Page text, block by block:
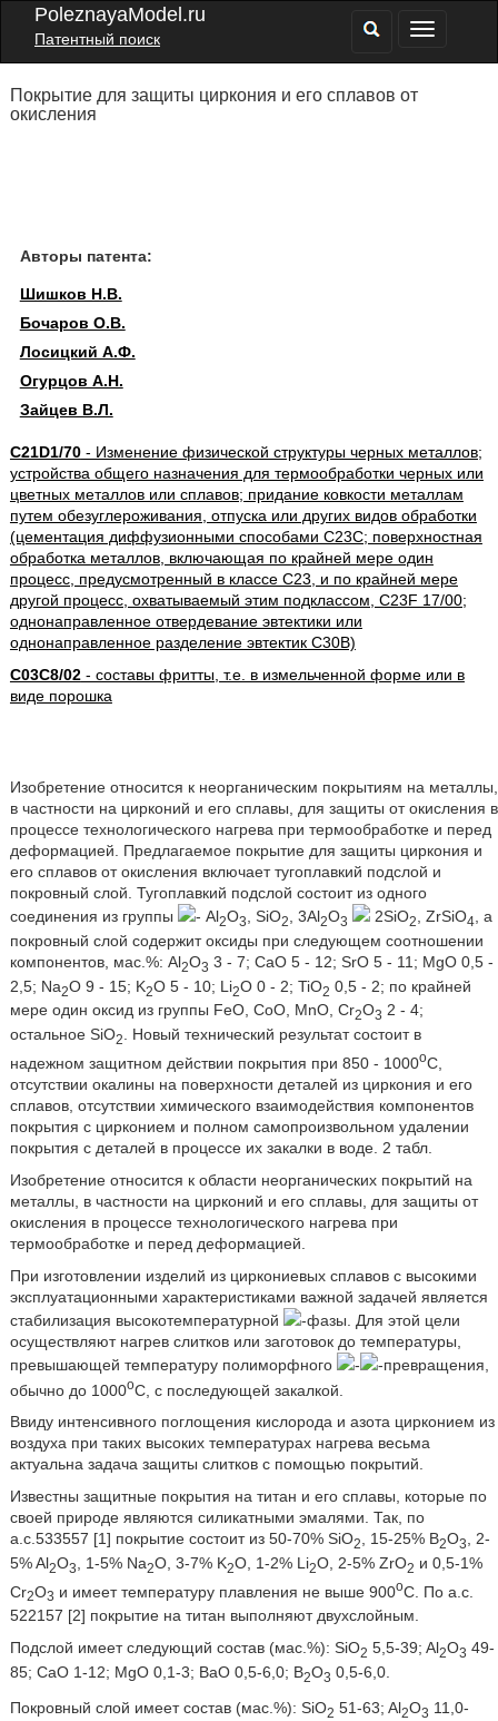
PoleznayaModel.ru
Патентный поиск
Покрытие для защиты циркония и его сплавов от
окисления
Авторы патента:
Шишков Н.В.
Бочаров О.В.
Лосицкий А.Ф.
Огурцов А.Н.
Зайцев В.Л.
C21D1/70- Изменение физической структуры черных металлов;
устройства общего назначения для термообработки черных или
цветных металлов или сплавов; придание ковкости металлам
путем обезуглероживания, отпуска или других видов обработки
(цементация диффузионными способами C23C; поверхностная
обработка металлов, включающая по крайней мере один
процесс, предусмотренный в классе C23, и по крайней мере
другой процесс, охватываемый этим подклассом, C23F 17/00;
однонаправленное отвердевание эвтектики или
однонаправленное разделение эвтектик C30B)
C03C8/02- составы фритты, т.е. в измельченной форме или в
виде порошка
Изобретение относится к неорганическим покрытиям на металлы,
в частности на цирконий и его сплавы, для защиты от окисления в
процессе технологического нагрева при термообработке и перед
деформацией. Предлагаемое покрытие для защиты циркония и
его сплавов от окисления включает тугоплавкий подслой и
покровный слой. Тугоплавкий подслой состоит из одного
соединения из группы
- Al2O3 , SiO2 , 3Al2O3 2SiO2 , ZrSiO4
, а
покровный слой содержит оксиды при следующем соотношении
компонентов, мас.%: Al2O3 3 - 7; CaO 5 - 12; SrO 5 - 11; MgO 0,5 -
2,5; Na2O 9 - 15; K2O 5 - 10; Li2O 0 - 2; TiO2 0,5 - 2; по крайней
мере один оксид из группы FeO, CoO, MnO, Cr2O3 2 - 4;
остальное SiO2
. Новый технический результат состоит в
надежном защитном действии покрытия при 850 - 1000oС,
отсутствии окалины на поверхности деталей из циркония и его
сплавов, отсутствии химического взаимодействия компонентов
покрытия с цирконием и полном самопроизвольном удалении
покрытия с деталей в процессе их закалки в воде. 2 табл.
Изобретение относится к области неорганических покрытий на
металлы, в частности на цирконий и его сплавы, для защиты от
окисления в процессе технологического нагрева при
термообработке и перед деформацией.
При изготовлении изделий из циркониевых сплавов с высокими
эксплуатационными характеристиками важной задачей является
стабилизация высокотемпературной
-фазы. Для этой цели
осуществляют нагрев слитков или заготовок до температуры,
превышающей температуру полиморфного
-
-превращения,
обычно до 1000oC, с последующей закалкой.
Ввиду интенсивного поглощения кислорода и азота цирконием из
воздуха при таких высоких температурах нагрева весьма
актуальна задача защиты слитков с помощью покрытий.
Известны защитные покрытия на титан и его сплавы, которые по
своей природе являются силикатными эмалями. Так, по
а.с.533557 [1] покрытие состоит из 50-70% SiO2, 15-25% B2O3, 2-
5% Al2O3 , 1-5% Na2O, 3-7% K2O, 1-2% Li2O, 2-5% ZrO2 и 0,5-1%
Cr2O3 и имеет температуру плавления не выше 900oC. По а.с.
522157 [2] покрытие на титан выполняют двухслойным.
Подслой имеет следующий состав (мас.%): SiO2 5,5-39; Al2O3 49-
85; CaO 1-12; MgO 0,1-3; BaO 0,5-6,0; B2O3 0,5-6,0.
Покровный слой имеет состав (мас.%): SiO2 51-63; Al2O3 11,0-